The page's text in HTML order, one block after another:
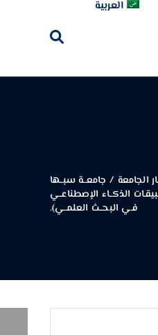
العربية
الجامعة / جامعــة سبــها
الذكــاء الإصطناعــي
فـي البحــث العلمــي).